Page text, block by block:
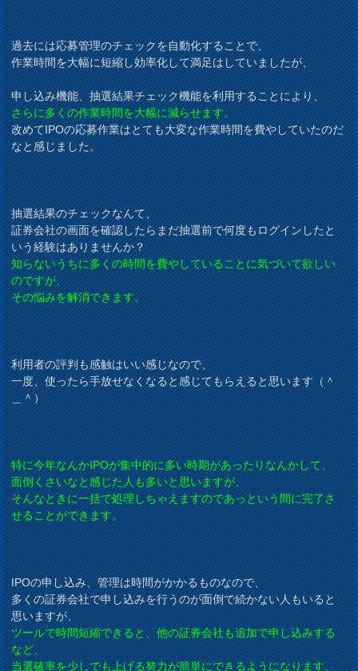
過去には応募管理のチェックを自動化することで、
作業時間を大幅に短縮し効率化して満足はしていましたが、
申し込み機能、抽選結果チェック機能を利用することにより、
さらに多くの作業時間を大幅に減らせます。
改めてIPOの応募作業はとても大変な作業時間を費やしていたのだ
なと感じました。
抽選結果のチェックなんて、
証券会社の画面を確認したらまだ抽選前で何度もログインしたと
いう経験はありませんか？
知らないうちに多くの時間を費やしていることに気づいて欲しい
のですが、
その悩みを解消できます。
利用者の評判も感触はいい感じなので、
一度、使ったら手放せなくなると感じてもらえると思います（＾
＿＾）
特に今年なんかIPOが集中的に多い時期があったりなんかして、
面倒くさいなと感じた人も多いと思いますが、
そんなときに一括で処理しちゃえますのであっという間に完了さ
せることができます。
IPOの申し込み、管理は時間がかかるものなので、
多くの証券会社で申し込みを行うのが面倒で続かない人もいると
思いますが、
ツールで時間短縮できると、他の証券会社も追加で申し込みする
など、
当選確率を少しでも上げる努力が簡単にできるようになります。